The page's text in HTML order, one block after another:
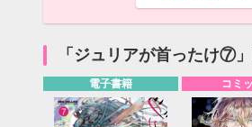
「ジュリアが首ったけ⑦
電子書籍 コミ